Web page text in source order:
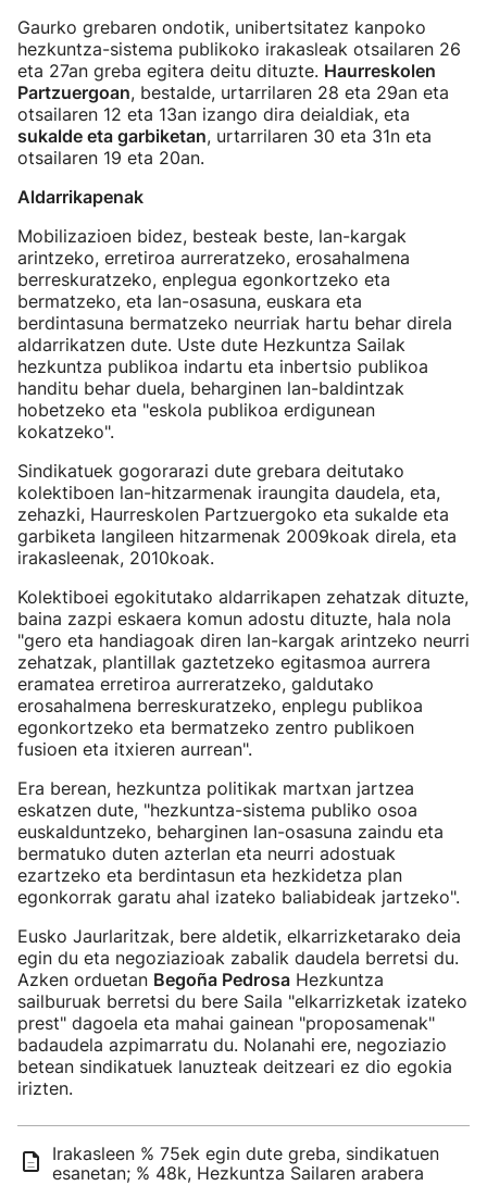
Gaurko grebaren ondotik, unibertsitatez kanpoko
hezkuntza-sistema publikoko irakasleak otsailaren 26
eta 27an greba egitera deitu dituzte. Haurreskolen
Partzuergoan, bestalde, urtarrilaren 28 eta 29an eta
otsailaren 12 eta 13an izango dira deialdiak, eta
sukalde eta garbiketan, urtarrilaren 30 eta 31n eta
otsailaren 19 eta 20an.
Aldarrikapenak
Mobilizazioen bidez, besteak beste, lan-kargak
arintzeko, erretiroa aurreratzeko, erosahalmena
berreskuratzeko, enplegua egonkortzeko eta
bermatzeko, eta lan-osasuna, euskara eta
berdintasuna bermatzeko neurriak hartu behar direla
aldarrikatzen dute. Uste dute Hezkuntza Sailak
hezkuntza publikoa indartu eta inbertsio publikoa
handitu behar duela, beharginen lan-baldintzak
hobetzeko eta "eskola publikoa erdigunean
kokatzeko".
Sindikatuek gogorarazi dute grebara deitutako
kolektiboen lan-hitzarmenak iraungita daudela, eta,
zehazki, Haurreskolen Partzuergoko eta sukalde eta
garbiketa langileen hitzarmenak 2009koak direla, eta
irakasleenak, 2010koak.
Kolektiboei egokitutako aldarrikapen zehatzak dituzte,
baina zazpi eskaera komun adostu dituzte, hala nola
"gero eta handiagoak diren lan-kargak arintzeko neurri
zehatzak, plantillak gaztetzeko egitasmoa aurrera
eramatea erretiroa aurreratzeko, galdutako
erosahalmena berreskuratzeko, enplegu publikoa
egonkortzeko eta bermatzeko zentro publikoen
fusioen eta itxieren aurrean".
Era berean, hezkuntza politikak martxan jartzea
eskatzen dute, "hezkuntza-sistema publiko osoa
euskalduntzeko, beharginen lan-osasuna zaindu eta
bermatuko duten azterlan eta neurri adostuak
ezartzeko eta berdintasun eta hezkidetza plan
egonkorrak garatu ahal izateko baliabideak jartzeko".
Eusko Jaurlaritzak, bere aldetik, elkarrizketarako deia
egin du eta negoziazioak zabalik daudela berretsi du.
Azken orduetan Begoña Pedrosa Hezkuntza
sailburuak berretsi du bere Saila "elkarrizketak izateko
prest" dagoela eta mahai gainean "proposamenak"
badaudela azpimarratu du. Nolanahi ere, negoziazio
betean sindikatuek lanuzteak deitzeari ez dio egokia
irizten.
Irakasleen % 75ek egin dute greba, sindikatuen
esanetan; % 48k, Hezkuntza Sailaren arabera